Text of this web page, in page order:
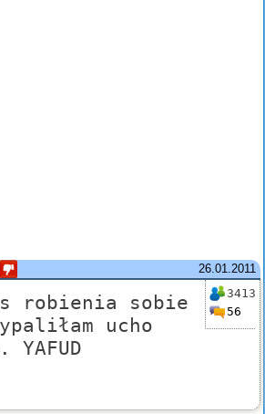
26.01.2011
3413
56
robienia sobie
ucho